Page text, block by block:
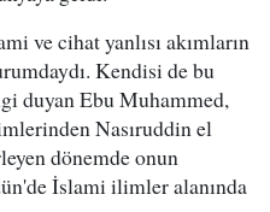
ve cihat yanlısı akımların
Kendisi de bu
duyan Ebu Muhammed,
Nasıruddin el
dönemde onun
İslami ilimler alanında